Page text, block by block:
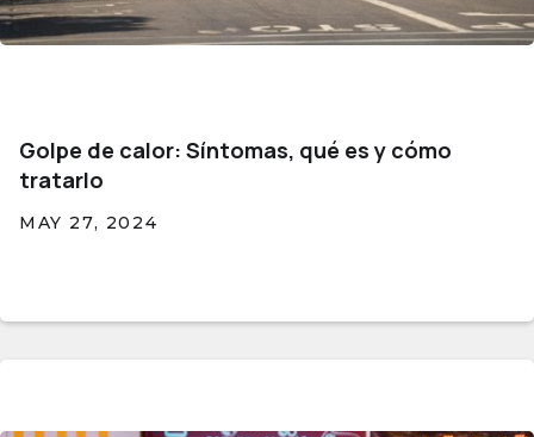
Golpe de calor: Síntomas, qué es y cómo
tratarlo
MAY 27, 2024